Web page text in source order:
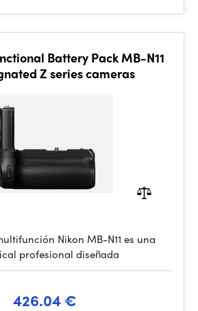
Battery Pack MB-N11
Z series cameras
Nikon MB-N11 es una
profesional diseñada
426.04 €